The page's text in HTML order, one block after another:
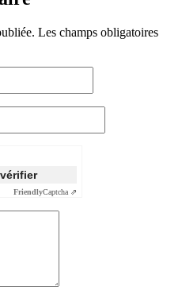
Les champs obligatoires
FriendlyCaptcha ⇗